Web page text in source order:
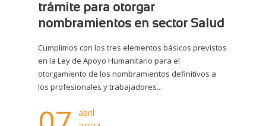
trámite para otorgar
nombramientos en sector Salud
Cumplimos con los tres elementos básicos previstos
en la Ley de Apoyo Humanitario para el
otorgamiento de los nombramientos definitivos a
los profesionales y trabajadores...
abril